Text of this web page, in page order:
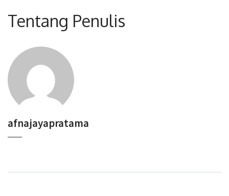
Tentang Penulis
afnajayapratama